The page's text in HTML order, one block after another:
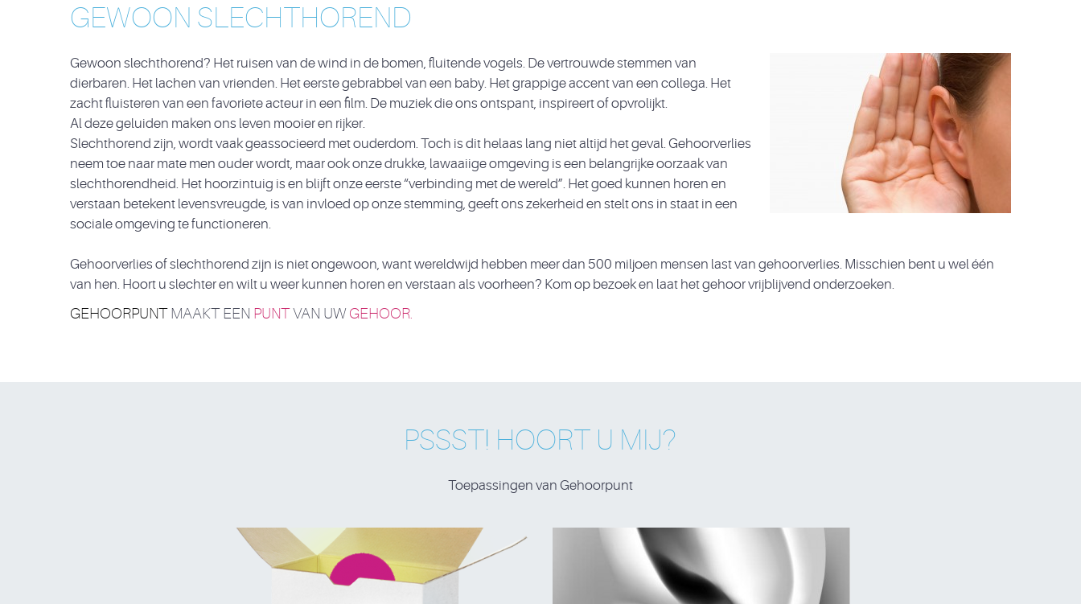
GEWOON SLECHTHOREND
Gewoon slechthorend? Het ruisen van de wind in de bomen, fluitende vogels. De vertrouwde stemmen van
dierbaren. Het lachen van vrienden. Het eerste gebrabbel van een baby. Het grappige accent van een collega. Het
zacht fluisteren van een favoriete acteur in een film. De muziek die ons ontspant, inspireert of opvrolijkt.
Al deze geluiden maken ons leven mooier en rijker.
Slechthorend zijn, wordt vaak geassocieerd met ouderdom. Toch is dit helaas lang niet altijd het geval. Gehoorverlies
neem toe naar mate men ouder wordt, maar ook onze drukke, lawaaiige omgeving is een belangrijke oorzaak van
slechthorendheid. Het hoorzintuig is en blijft onze eerste “verbinding met de wereld”. Het goed kunnen horen en
verstaan betekent levensvreugde, is van invloed op onze stemming, geeft ons zekerheid en stelt ons in staat in een
sociale omgeving te functioneren.
Gehoorverlies of slechthorend zijn is niet ongewoon, want wereldwijd hebben meer dan 500 miljoen mensen last van gehoorverlies. Misschien bent u wel één
van hen. Hoort u slechter en wilt u weer kunnen horen en verstaan als voorheen? Kom op bezoek en laat het gehoor vrijblijvend onderzoeken.
GEHOORPUNTMAAKT EEN PUNTVAN UWGEHOOR.
PSSST! HOORT U MIJ?
Toepassingen van Gehoorpunt